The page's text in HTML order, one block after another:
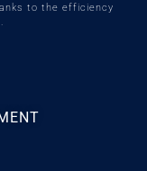
to the efficiency